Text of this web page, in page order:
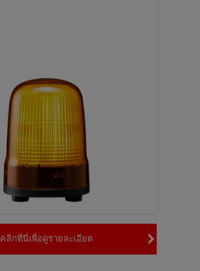
คลิกที่นี่เพื่อดูรายละเอียด